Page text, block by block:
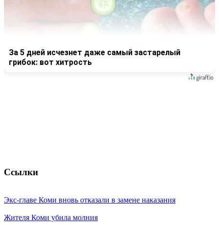
За 5 дней исчезнет даже самый застарелый
грибок: вот хитрость
Ссылки
Экс-главе Коми вновь отказали в замене наказания
Жителя Коми убила молния